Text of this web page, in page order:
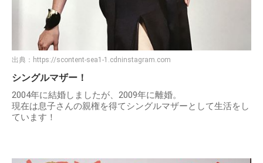
出典： https://scontent-sea1-1.cdninstagram.com
シングルマザー！
2004年に結婚しましたが、2009年に離婚。
現在は息子さんの親権を得てシングルマザーとして生活をし
ています！